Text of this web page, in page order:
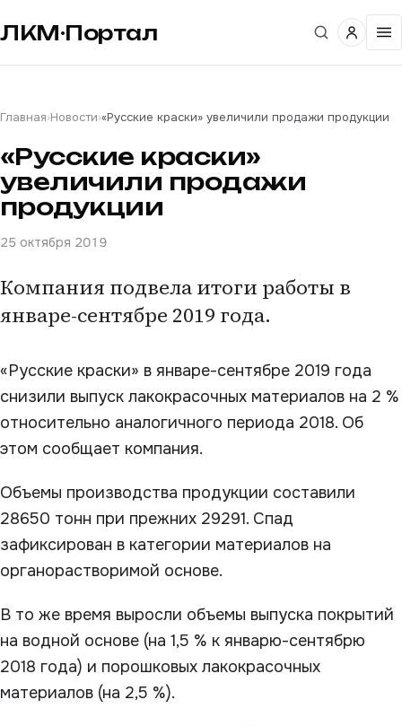
ЛКМ·Портал
Главная›Новости›«Русские краски» увеличили продажи продукции
«Русские краски»
увеличили продажи
продукции
25 октября 2019
Компания подвела итоги работы в
январе-сентябре 2019 года.
«Русские краски» в январе-сентябре 2019 года
снизили выпуск лакокрасочных материалов на 2 %
относительно аналогичного периода 2018. Об
этом сообщает компания.
Объемы производства продукции составили
28650 тонн при прежних 29291. Спад
зафиксирован в категории материалов на
органорастворимой основе.
В то же время выросли объемы выпуска покрытий
на водной основе (на 1,5 % к январю-сентябрю
2018 года) и порошковых лакокрасочных
материалов (на 2,5 %).